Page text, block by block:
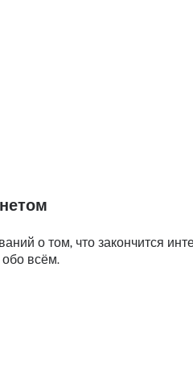
о том, что закончится
обо всём.